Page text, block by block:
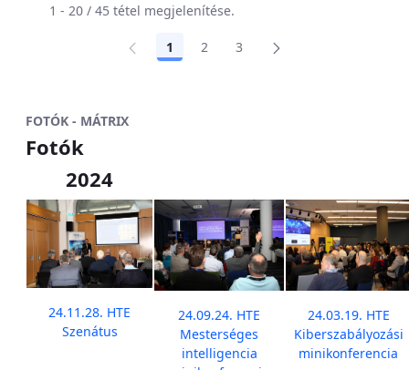
1 - 20 / 45 tétel megjelenítése.
Oldal
1 Oldal
2 Oldal
3
FOTÓK - MÁTRIX
Fotók
2024
24.11.28. HTE
Szenátus
24.09.24. HTE
Mesterséges
intelligencia
24.03.19. HTE
Kiberszabályozási
minikonferencia